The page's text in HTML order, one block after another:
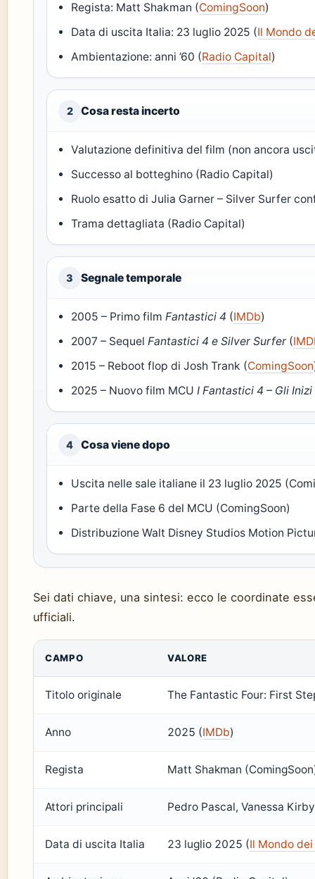
Regista: Matt Shakman (ComingSoon)
Data di uscita Italia: 23 luglio 2025 (Il Mondo
Ambientazione: anni ’60 (Radio Capital)
2 Cosa resta incerto
Valutazione definitiva del film (non ancora
Successo al botteghino (Radio Capital)
Ruolo esatto di Julia Garner – Silver Surfer
Trama dettagliata (Radio Capital)
3 Segnale temporale
2005 – Primo filmFantastici 4 (IMDb)
2007 – SequelFantastici 4 e Silver Surfer (
2015 – Reboot flop di Josh Trank (ComingSoon
2025 – Nuovo film MCUI Fantastici 4 – Gli Inizi
4 Cosa viene dopo
Uscita nelle sale italiane il 23 luglio 2025
Parte della Fase 6 del MCU (ComingSoon)
Distribuzione Walt Disney Studios Motion
Sei dati chiave, una sintesi: ecco le coordinate
ufficiali.
CAMPO VALORE
Titolo originale The Fantastic Four: First
Anno 2025 (IMDb)
Regista Matt Shakman
Attori principali Pedro Pascal, Vanessa
Data di uscita Italia 23 luglio 2025 (Il Mondo